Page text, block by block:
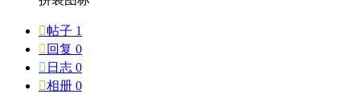
帖子 1
 回复 0
 日志 0
相册 0